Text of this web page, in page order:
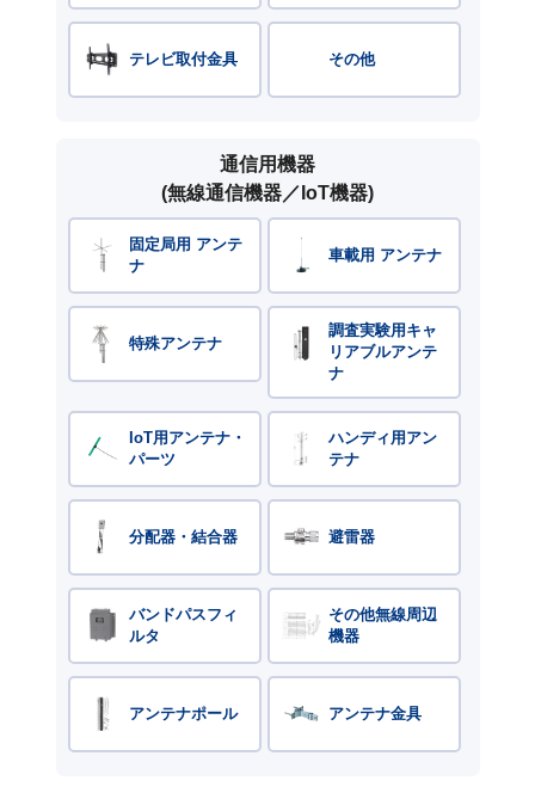
テレビ取付金具 その他
通信用機器
(無線通信機器／IoT機器)
固定局用 アンテ
ナ
車載用 アンテナ
特殊アンテナ
調査実験用キャ
リアブルアンテ
ナ
IoT用アンテナ・
パーツ
ハンディ用アン
テナ
分配器・結合器 避雷器
バンドパスフィ
ルタ
その他無線周辺
機器
アンテナポール アンテナ金具